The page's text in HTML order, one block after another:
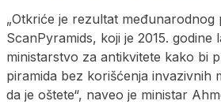
„Otkriće je rezultat međunarodnog
ScanPyramids, koji je 2015. godine
ministarstvo za antikvitete kako bi
piramida bez korišćenja invazivnih
da je oštete“, naveo je ministar